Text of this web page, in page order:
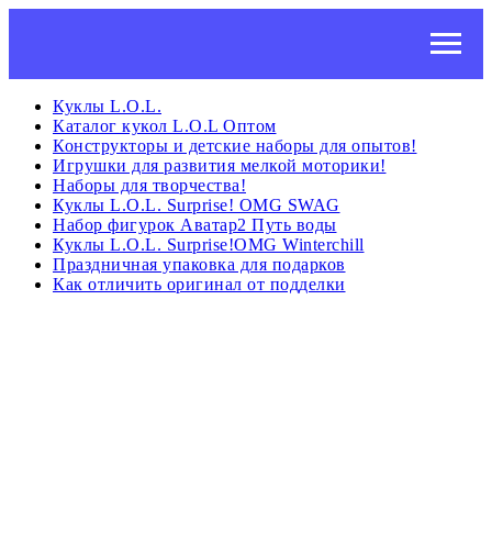
Куклы L.O.L.
Каталог кукол L.O.L Оптом
Конструкторы и детские наборы для опытов!
Игрушки для развития мелкой моторики!
Наборы для творчества!
Куклы L.O.L. Surprise! OMG SWAG
Набор фигурок Аватар2 Путь воды
Куклы L.O.L. Surprise!OMG Winterchill
Праздничная упаковка для подарков
Как отличить оригинал от подделки